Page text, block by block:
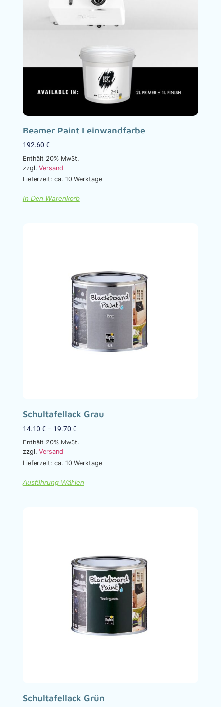
Beamer Paint Leinwandfarbe
192.60 €
Enthält 20% MwSt.
zzgl. Versand
Lieferzeit: ca. 10 Werktage
In Den Warenkorb
Schultafellack Grau
14.10 € – 19.70 €
Enthält 20% MwSt.
zzgl. Versand
Lieferzeit: ca. 10 Werktage
Ausführung Wählen
Schultafellack Grün